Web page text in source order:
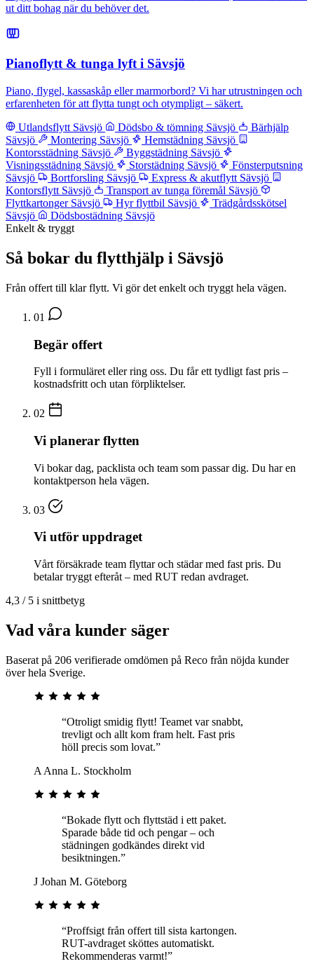
ut ditt bohag när du behöver det.
Pianoflytt & tunga lyft i Sävsjö
Piano, flygel, kassaskåp eller marmorbord? Vi har utrustningen och
erfarenheten för att flytta tungt och otympligt – säkert.
Utlandsflytt Sävsjö
Dödsbo & tömning Sävsjö
Bärhjälp
Sävsjö
Montering Sävsjö
Hemstädning Sävsjö
Kontorsstädning Sävsjö
Byggstädning Sävsjö
Visningsstädning Sävsjö
Storstädning Sävsjö
Fönsterputsning
Sävsjö
Bortforsling Sävsjö
Express & akutflytt Sävsjö
Kontorsflytt Sävsjö
Transport av tunga föremål Sävsjö
Flyttkartonger Sävsjö
Hyr flyttbil Sävsjö
Trädgårdsskötsel
Sävsjö
Dödsbostädning Sävsjö
Enkelt & tryggt
Så bokar du flytthjälp i Sävsjö
Från offert till klar flytt. Vi gör det enkelt och tryggt hela vägen.
01
Begär offert
Fyll i formuläret eller ring oss. Du får ett tydligt fast pris –
kostnadsfritt och utan förpliktelser.
02
Vi planerar flytten
Vi bokar dag, packlista och team som passar dig. Du har en
kontaktperson hela vägen.
03
Vi utför uppdraget
Vårt försäkrade team flyttar och städar med fast pris. Du
betalar tryggt efteråt – med RUT redan avdraget.
4,3 / 5 i snittbetyg
Vad våra kunder säger
Baserat på 206 verifierade omdömen på Reco från nöjda kunder
över hela Sverige.
“Otroligt smidig flytt! Teamet var snabbt,
trevligt och allt kom fram helt. Fast pris
höll precis som lovat.”
A Anna L. Stockholm
“Bokade flytt och flyttstäd i ett paket.
Sparade både tid och pengar – och
städningen godkändes direkt vid
besiktningen.”
J Johan M. Göteborg
“Proffsigt från offert till sista kartongen.
RUT-avdraget sköttes automatiskt.
Rekommenderas varmt!”